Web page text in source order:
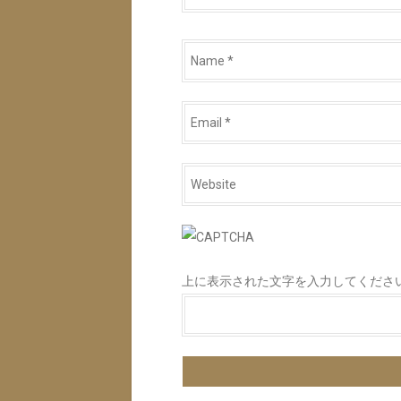
Name
*
Email
*
Website
*
上に表示された文字を入力してくださ